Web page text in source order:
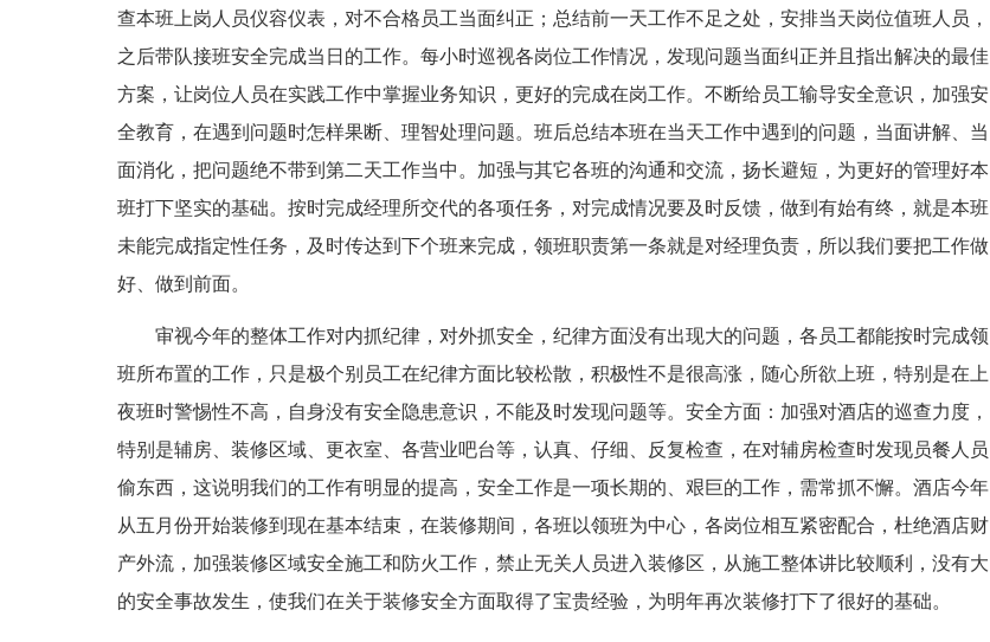
查本班上岗人员仪容仪表，对不合格员工当面纠正；总结前一天工作不足之处，安排当天岗位值班人员，
之后带队接班安全完成当日的工作。每小时巡视各岗位工作情况，发现问题当面纠正并且指出解决的最佳
方案，让岗位人员在实践工作中掌握业务知识，更好的完成在岗工作。不断给员工输导安全意识，加强安
全教育，在遇到问题时怎样果断、理智处理问题。班后总结本班在当天工作中遇到的问题，当面讲解、当
面消化，把问题绝不带到第二天工作当中。加强与其它各班的沟通和交流，扬长避短，为更好的管理好本
班打下坚实的基础。按时完成经理所交代的各项任务，对完成情况要及时反馈，做到有始有终，就是本班
未能完成指定性任务，及时传达到下个班来完成，领班职责第一条就是对经理负责，所以我们要把工作做
好、做到前面。
审视今年的整体工作对内抓纪律，对外抓安全，纪律方面没有出现大的问题，各员工都能按时完成领
班所布置的工作，只是极个别员工在纪律方面比较松散，积极性不是很高涨，随心所欲上班，特别是在上
夜班时警惕性不高，自身没有安全隐患意识，不能及时发现问题等。安全方面：加强对酒店的巡查力度，
特别是辅房、装修区域、更衣室、各营业吧台等，认真、仔细、反复检查，在对辅房检查时发现员餐人员
偷东西，这说明我们的工作有明显的提高，安全工作是一项长期的、艰巨的工作，需常抓不懈。酒店今年
从五月份开始装修到现在基本结束，在装修期间，各班以领班为中心，各岗位相互紧密配合，杜绝酒店财
产外流，加强装修区域安全施工和防火工作，禁止无关人员进入装修区，从施工整体讲比较顺利，没有大
的安全事故发生，使我们在关于装修安全方面取得了宝贵经验，为明年再次装修打下了很好的基础。